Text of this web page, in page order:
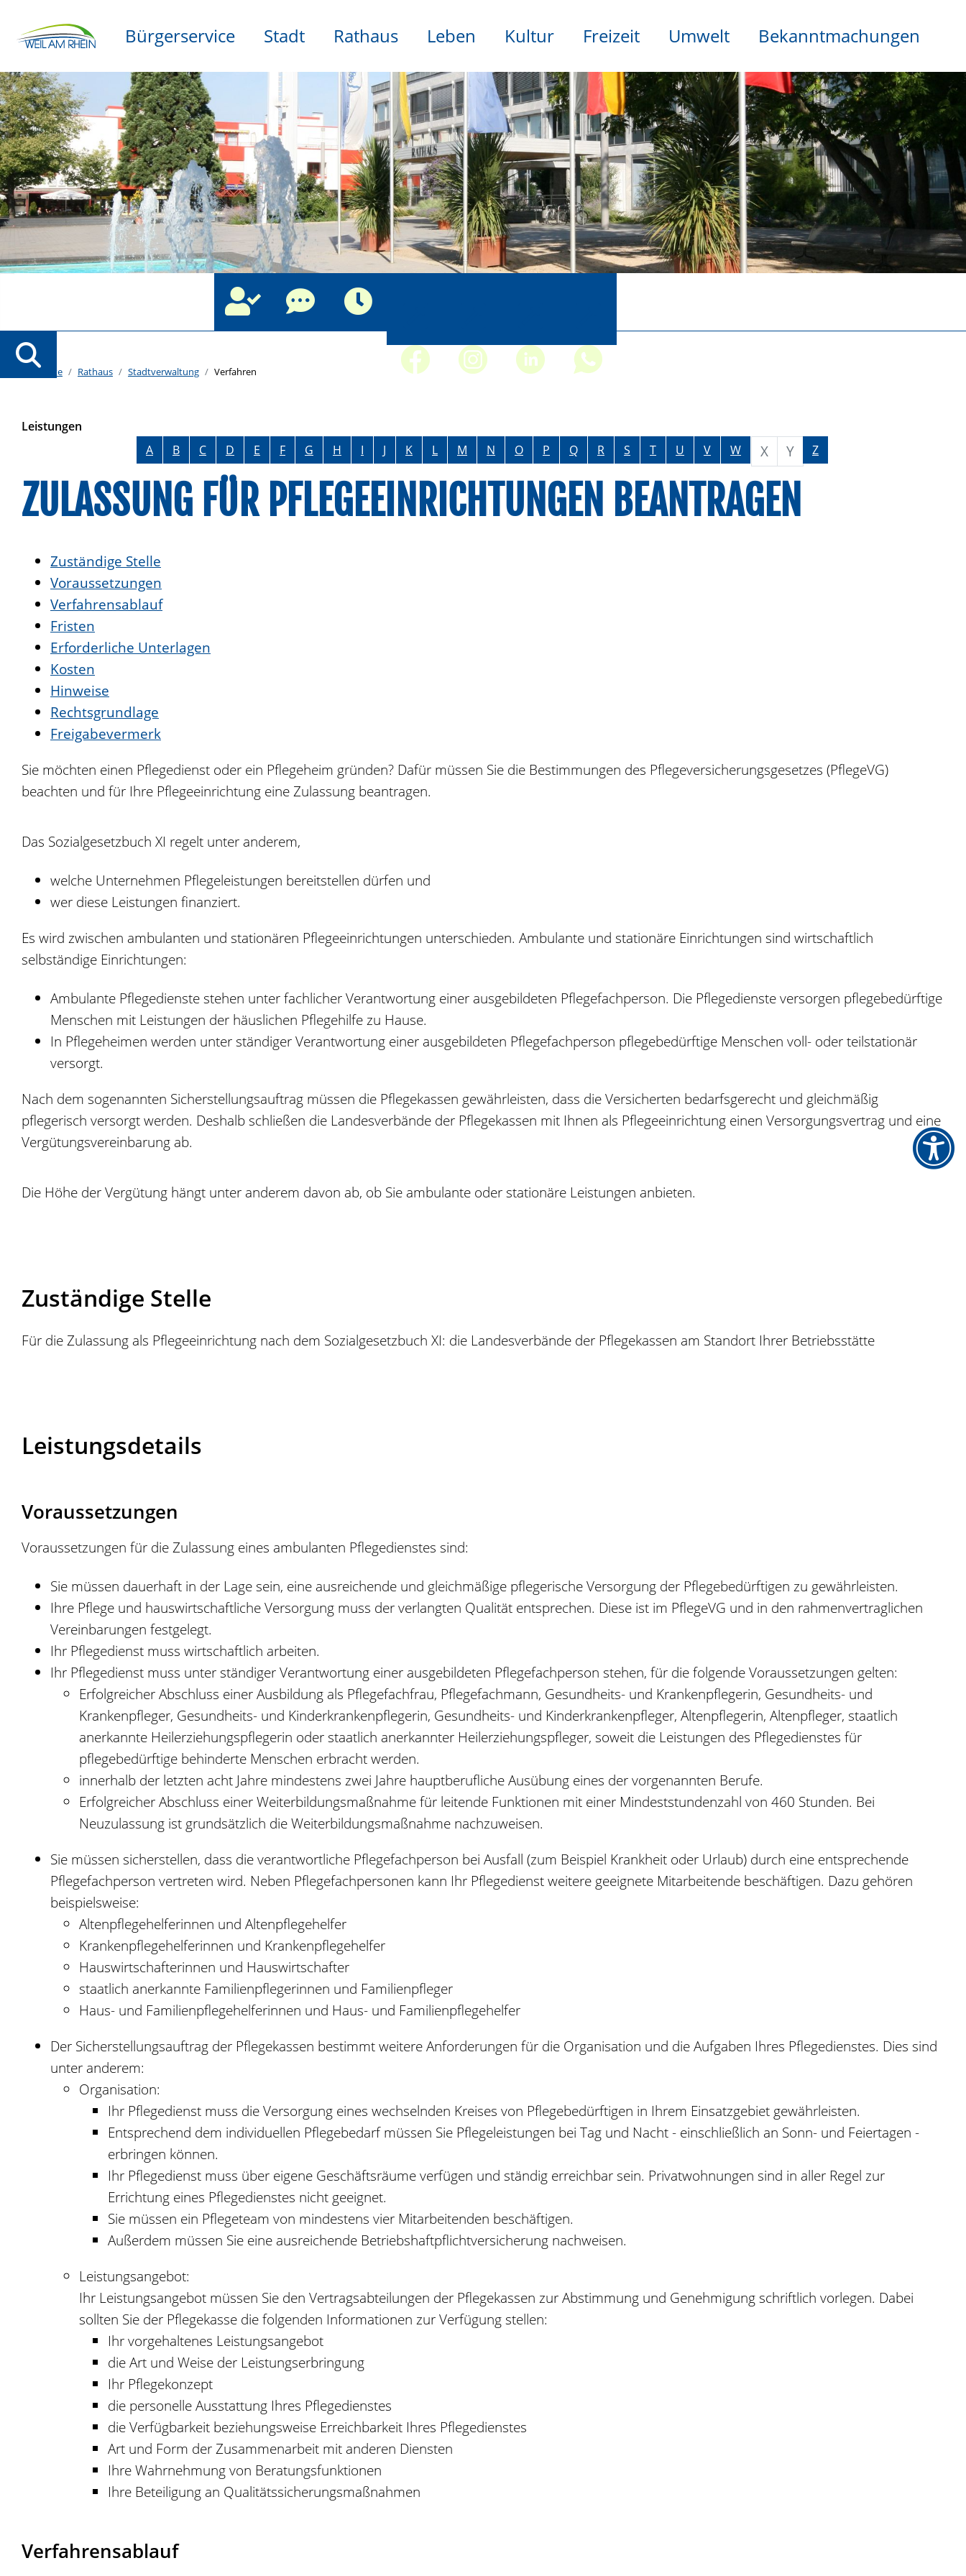
Bürgerservice Stadt Rathaus Leben Kultur Freizeit Umwelt Bekanntmachungen
Startseite Rathaus Stadtverwaltung Verfahren
Leistungen
Alphabetisches Register überspringen
A B C D E F G H I J K L M N O P Q R S T U V W X Y Z
ZULASSUNG FÜR PFLEGEEINRICHTUNGEN BEANTRAGEN
Zuständige Stelle
Voraussetzungen
Verfahrensablauf
Fristen
Erforderliche Unterlagen
Kosten
Hinweise
Rechtsgrundlage
Freigabevermerk
Sie möchten einen Pflegedienst oder ein Pflegeheim gründen? Dafür müssen Sie die Bestimmungen des Pflegeversicherungsgesetzes (PflegeVG)
beachten und für Ihre Pflegeeinrichtung eine Zulassung beantragen.
Das Sozialgesetzbuch XI regelt unter anderem,
welche Unternehmen Pflegeleistungen bereitstellen dürfen und
wer diese Leistungen finanziert.
Es wird zwischen ambulanten und stationären Pflegeeinrichtungen unterschieden. Ambulante und stationäre Einrichtungen sind wirtschaftlich
selbständige Einrichtungen:
Ambulante Pflegedienste stehen unter fachlicher Verantwortung einer ausgebildeten Pflegefachperson. Die Pflegedienste versorgen pflegebedürftige
Menschen mit Leistungen der häuslichen Pflegehilfe zu Hause.
In Pflegeheimen werden unter ständiger Verantwortung einer ausgebildeten Pflegefachperson pflegebedürftige Menschen voll- oder teilstationär
versorgt.
Nach dem sogenannten Sicherstellungsauftrag müssen die Pflegekassen gewährleisten, dass die Versicherten bedarfsgerecht und gleichmäßig
pflegerisch versorgt werden. Deshalb schließen die Landesverbände der Pflegekassen mit Ihnen als Pflegeeinrichtung einen Versorgungsvertrag und eine
Vergütungsvereinbarung ab.
Die Höhe der Vergütung hängt unter anderem davon ab, ob Sie ambulante oder stationäre Leistungen anbieten.
Zuständige Stelle
Für die Zulassung als Pflegeeinrichtung nach dem Sozialgesetzbuch XI: die Landesverbände der Pflegekassen am Standort Ihrer Betriebsstätte
Leistungsdetails
Voraussetzungen
Voraussetzungen für die Zulassung eines ambulanten Pflegedienstes sind:
Sie müssen dauerhaft in der Lage sein, eine ausreichende und gleichmäßige pflegerische Versorgung der Pflegebedürftigen zu gewährleisten.
Ihre Pflege und hauswirtschaftliche Versorgung muss der verlangten Qualität entsprechen. Diese ist im PflegeVG und in den rahmenvertraglichen
Vereinbarungen festgelegt.
Ihr Pflegedienst muss wirtschaftlich arbeiten.
Ihr Pflegedienst muss unter ständiger Verantwortung einer ausgebildeten Pflegefachperson stehen, für die folgende Voraussetzungen gelten:
Erfolgreicher Abschluss einer Ausbildung als Pflegefachfrau, Pflegefachmann, Gesundheits- und Krankenpflegerin, Gesundheits- und
Krankenpfleger, Gesundheits- und Kinderkrankenpflegerin, Gesundheits- und Kinderkrankenpfleger, Altenpflegerin, Altenpfleger, staatlich
anerkannte Heilerziehungspflegerin oder staatlich anerkannter Heilerziehungspfleger, soweit die Leistungen des Pflegedienstes für
pflegebedürftige behinderte Menschen erbracht werden.
innerhalb der letzten acht Jahre mindestens zwei Jahre hauptberufliche Ausübung eines der vorgenannten Berufe.
Erfolgreicher Abschluss einer Weiterbildungsmaßnahme für leitende Funktionen mit einer Mindeststundenzahl von 460 Stunden. Bei
Neuzulassung ist grundsätzlich die Weiterbildungsmaßnahme nachzuweisen.
Sie müssen sicherstellen, dass die verantwortliche Pflegefachperson bei Ausfall (zum Beispiel Krankheit oder Urlaub) durch eine entsprechende
Pflegefachperson vertreten wird. Neben Pflegefachpersonen kann Ihr Pflegedienst weitere geeignete Mitarbeitende beschäftigen. Dazu gehören
beispielsweise:
Altenpflegehelferinnen und Altenpflegehelfer
Krankenpflegehelferinnen und Krankenpflegehelfer
Hauswirtschafterinnen und Hauswirtschafter
staatlich anerkannte Familienpflegerinnen und Familienpfleger
Haus- und Familienpflegehelferinnen und Haus- und Familienpflegehelfer
Der Sicherstellungsauftrag der Pflegekassen bestimmt weitere Anforderungen für die Organisation und die Aufgaben Ihres Pflegedienstes. Dies sind
unter anderem:
Organisation:
Ihr Pflegedienst muss die Versorgung eines wechselnden Kreises von Pflegebedürftigen in Ihrem Einsatzgebiet gewährleisten.
Entsprechend dem individuellen Pflegebedarf müssen Sie Pflegeleistungen bei Tag und Nacht - einschließlich an Sonn- und Feiertagen -
erbringen können.
Ihr Pflegedienst muss über eigene Geschäftsräume verfügen und ständig erreichbar sein. Privatwohnungen sind in aller Regel zur
Errichtung eines Pflegedienstes nicht geeignet.
Sie müssen ein Pflegeteam von mindestens vier Mitarbeitenden beschäftigen.
Außerdem müssen Sie eine ausreichende Betriebshaftpflichtversicherung nachweisen.
Leistungsangebot:
Ihr Leistungsangebot müssen Sie den Vertragsabteilungen der Pflegekassen zur Abstimmung und Genehmigung schriftlich vorlegen. Dabei
sollten Sie der Pflegekasse die folgenden Informationen zur Verfügung stellen:
Ihr vorgehaltenes Leistungsangebot
die Art und Weise der Leistungserbringung
Ihr Pflegekonzept
die personelle Ausstattung Ihres Pflegedienstes
die Verfügbarkeit beziehungsweise Erreichbarkeit Ihres Pflegedienstes
Art und Form der Zusammenarbeit mit anderen Diensten
Ihre Wahrnehmung von Beratungsfunktionen
Ihre Beteiligung an Qualitätssicherungsmaßnahmen
Verfahrensablauf